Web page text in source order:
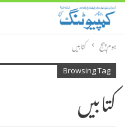
ہوم پیج کتابیں
Browsing Tag
کتابیں